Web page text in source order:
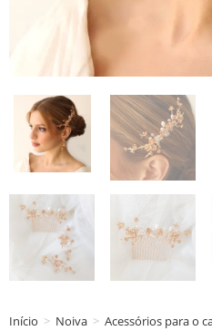
Início > Noiva > Acessórios para o